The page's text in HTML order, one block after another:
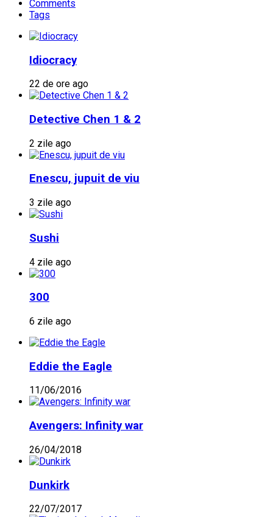
Comments
Tags
Idiocracy
22 de ore ago
Detective Chen 1 & 2
2 zile ago
Enescu, jupuit de viu
3 zile ago
Sushi
4 zile ago
300
6 zile ago
Eddie the Eagle
11/06/2016
Avengers: Infinity war
26/04/2018
Dunkirk
22/07/2017